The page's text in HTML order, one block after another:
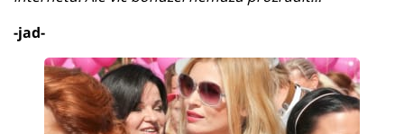
-jad-